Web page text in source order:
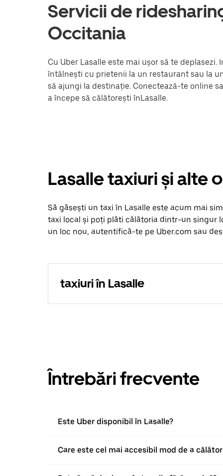
Servicii de
Occitania
Cu Uber Lasalle este mai ușor să te
întâlnești cu prietenii la un restaurant sau la
să ajungi la destinație. Conectează-te online
a începe să călătorești înLasalle.
Lasalle taxiuri și alte
Să găsești un taxi în Lasalle este acum mai
taxi local și poți plăti călătoria dintr-un singur
un loc nou, autentifică-te pe Uber.com sau
taxiuri în Lasalle
Întrebări frecvente
Este Uber disponibil în Lasalle?
Care este cel mai accesibil mod de a